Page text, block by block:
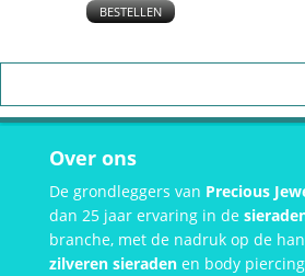
BESTELLEN
Over ons
De grondleggers van Precious
dan 25 jaar ervaring in de
branche, met de nadruk op de
zilveren sieraden en body